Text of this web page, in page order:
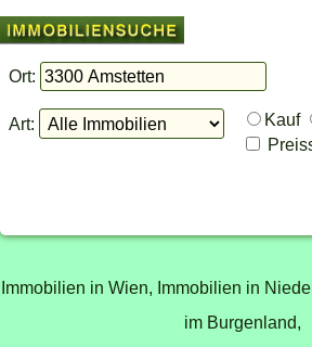
Ort:
Art: Kauf
Immobilien in Wien, Immobilien in
im Burgenland,